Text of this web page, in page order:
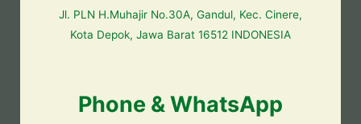
Jl. PLN H.Muhajir No.30A, Gandul, Kec. Cinere,
Kota Depok, Jawa Barat 16512 INDONESIA
Phone & WhatsApp